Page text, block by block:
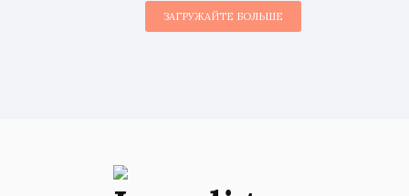
ЗАГРУЖАЙТЕ БОЛЬШЕ